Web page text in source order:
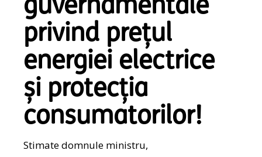
guvernamentale
privind prețul
energiei electrice
și protecția
consumatorilor!
Stimate domnule ministru,